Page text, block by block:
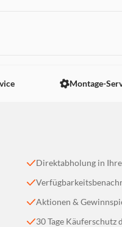
Montage-
Direktabholung in
Aktionen &
30 Tage Käuferschutz